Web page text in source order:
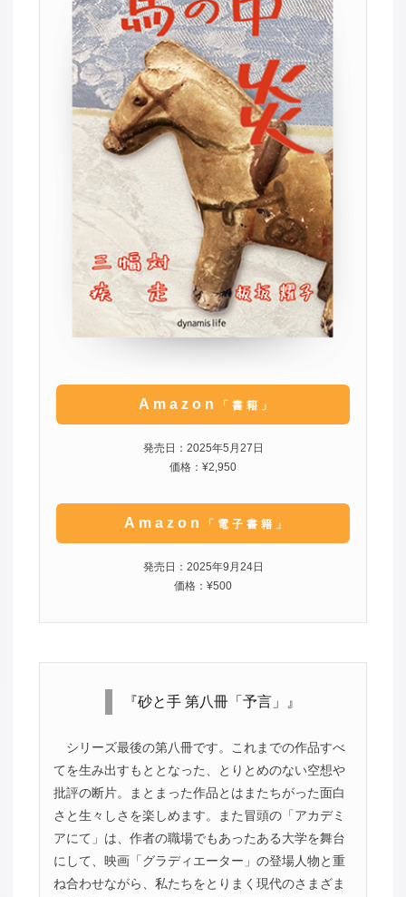
Amazon 「書籍」
発売日：2025年5月27日
価格：¥2,950
Amazon 「電子書籍」
発売日：2025年9月24日
価格：¥500
『砂と手 第八冊「予言」』
シリーズ最後の第八冊です。これまでの作品すべ
てを生み出すもととなった、とりとめのない空想や
批評の断片。まとまった作品とはまたちがった面白
さと生々しさを楽しめます。また冒頭の「アカデミ
アにて」は、作者の職場でもあったある大学を舞台
にして、映画「グラディエーター」の登場人物と重
ね合わせながら、私たちをとりまく現代のさまざま